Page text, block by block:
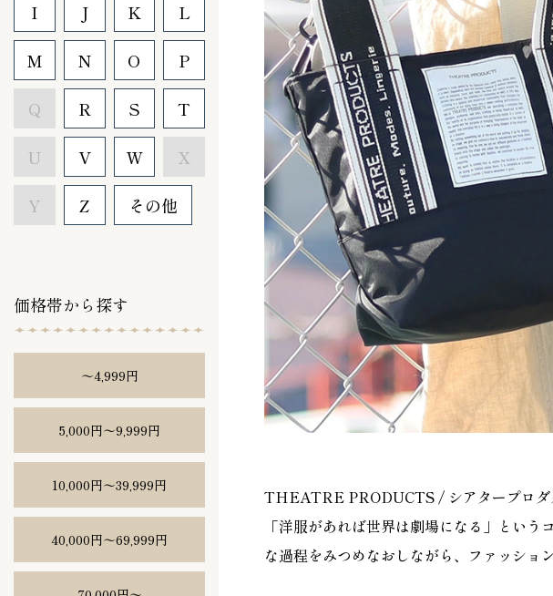
I J K L
M N O P
Q R S T
U V W X
Y Z その他
価格帯から探す
〜4,999円
5,000円〜9,999円
10,000円〜39,999円
40,000円〜69,999円
THEATRE PRODUCTS / シアタープロダ
「洋服があれば世界は劇場になる」とい
な過程をみつめなおしながら、ファッショ